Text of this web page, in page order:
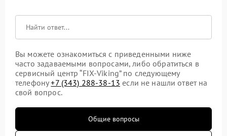
Вы можете ознакомиться с приведенными ниже
часто задаваемыми вопросами, либо обратиться в
сервисный центр “FIX-Viking” по следующему
телефону+7 (343) 288-38-13 если не нашли ответ на
свой вопрос.
Общие вопросы